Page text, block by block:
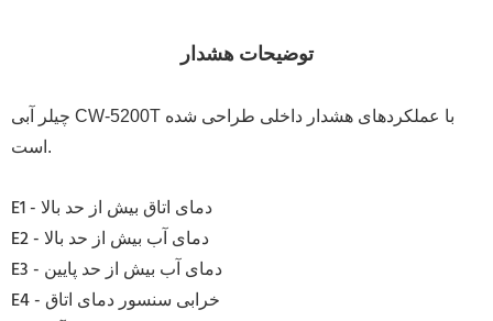
توضیحات هشدار
چیلر آبی CW-5200T با عملکردهای هشدار داخلی طراحی شده
است.
E1 - دمای اتاق بیش از حد بالا
E2 - دمای آب بیش از حد بالا
E3 - دمای آب بیش از حد پایین
E4 - خرابی سنسور دمای اتاق